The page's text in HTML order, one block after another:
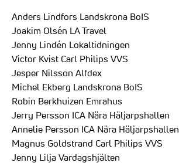
Anders Lindfors Landskrona BoIS
Joakim Olsén LA Travel
Jenny Lindén Lokaltidningen
Victor Kvist Carl Philips VVS
Jesper Nilsson Alfdex
Michel Ekberg Landskrona BoIS
Robin Berkhuizen Emrahus
Jerry Persson ICA Nära Häljarpshallen
Annelie Persson ICA Nära Häljarpshallen
Magnus Goldstrand Carl Philips VVS
Jenny Lilja Vardagshjälten